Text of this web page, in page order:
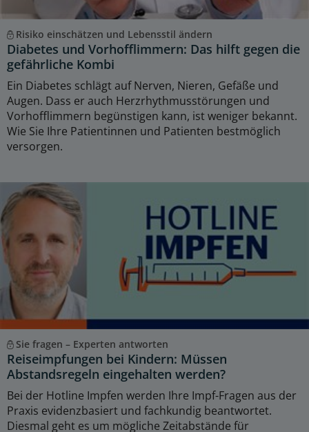
Risiko einschätzen und Lebensstil ändern
Diabetes und Vorhofflimmern: Das hilft gegen die
gefährliche Kombi
Ein Diabetes schlägt auf Nerven, Nieren, Gefäße und
Augen. Dass er auch Herzrhythmusstörungen und
Vorhofflimmern begünstigen kann, ist weniger bekannt.
Wie Sie Ihre Patientinnen und Patienten bestmöglich
versorgen.
Sie fragen – Experten antworten
Reiseimpfungen bei Kindern: Müssen
Abstandsregeln eingehalten werden?
Bei der Hotline Impfen werden Ihre Impf-Fragen aus der
Praxis evidenzbasiert und fachkundig beantwortet.
Diesmal geht es um mögliche Zeitabstände für